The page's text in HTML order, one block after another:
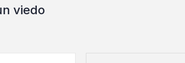
viedo